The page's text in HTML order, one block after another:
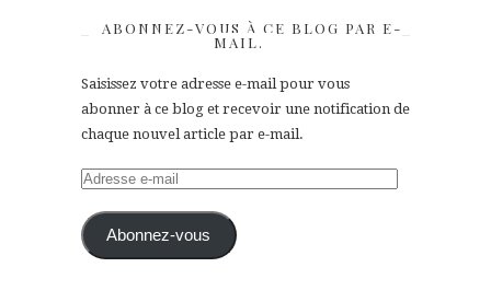
ABONNEZ-VOUS À CE BLOG PAR E-
MAIL.
Saisissez votre adresse e-mail pour vous
abonner à ce blog et recevoir une notification de
chaque nouvel article par e-mail.
Adresse
mail Abonnez-vous